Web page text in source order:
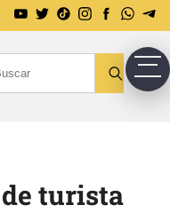
turista